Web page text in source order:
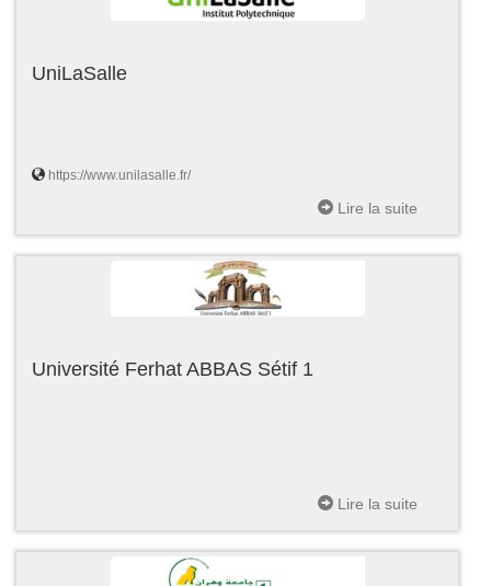
UniLaSalle
https://www.unilasalle.fr/
Lire la suite
Université Ferhat ABBAS Sétif 1
Lire la suite